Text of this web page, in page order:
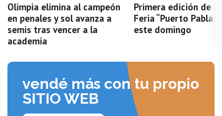
Olimpia elimina al campeón
en penales y sol avanza a
semis tras vencer a la
academia
Primera edición de
Feria “Puerto Pabla”
este domingo
vendé más con tu propio
SITIO WEB